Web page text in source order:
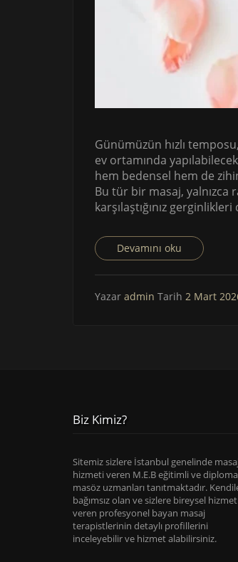
Günümüzün hızlı
ev ortamında
hem bedensel hem de
Bu tür bir masaj, yalnızca
karşılaştığınız
Devamını oku
Yazar admin Tarih 2 Mart
Biz Kimiz?
Sitemiz sizlere İstanbul genelinde masaj
hizmeti veren M.E.B eğitimli ve
masöz uzmanları tanıtmaktadır.
bağımsız olan ve sizlere bireysel hizmet
veren profesyonel bayan masaj
terapistlerinin detaylı profillerini
inceleyebilir ve hizmet alabilirsiniz.